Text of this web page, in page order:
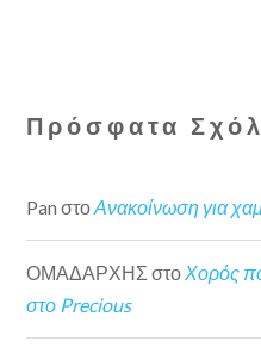
Πρόσφατα
Pan στοΑνακοίνωση για
ΟΜΑΔΑΡΧΗΣ στοΧορός
στο Precious